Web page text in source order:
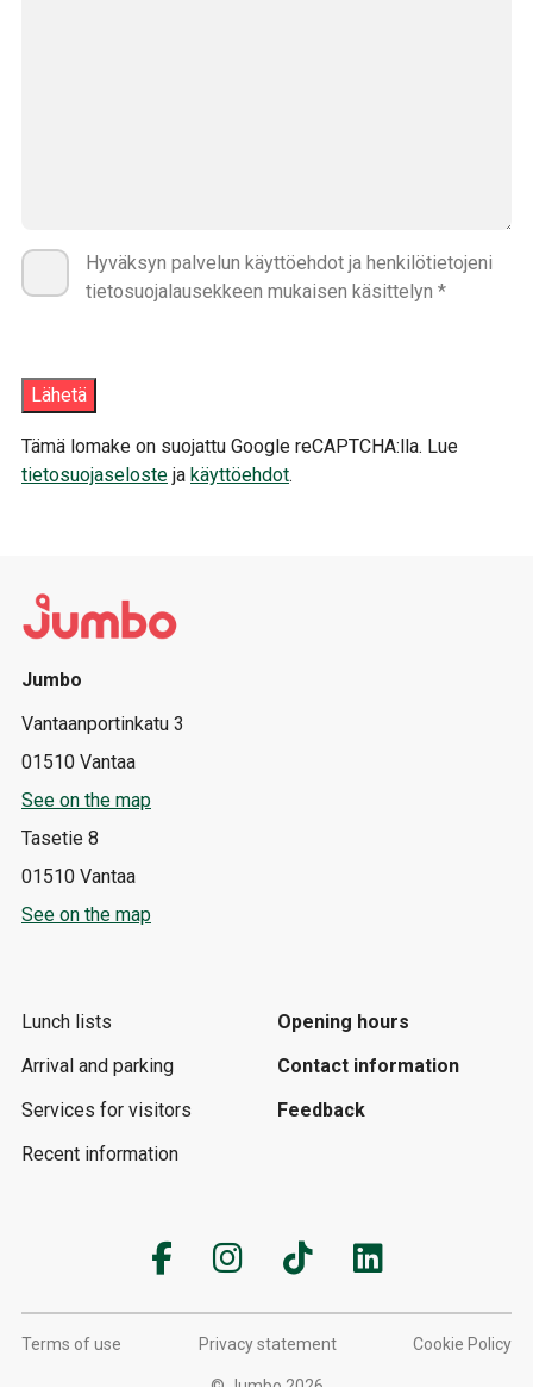
Hyväksyn palvelun käyttöehdot ja henkilötietojeni
tietosuojalausekkeen mukaisen käsittelyn *
Tämä lomake on suojattu Google reCAPTCHA:lla. Lue
tietosuojaseloste ja käyttöehdot.
Jumbo
Vantaanportinkatu 3
01510 Vantaa
See on the map
Tasetie 8
01510 Vantaa
See on the map
Lunch lists
Arrival and parking
Services for visitors
Recent information
Opening hours
Contact information
Feedback
Terms of use Privacy statement Cookie Policy